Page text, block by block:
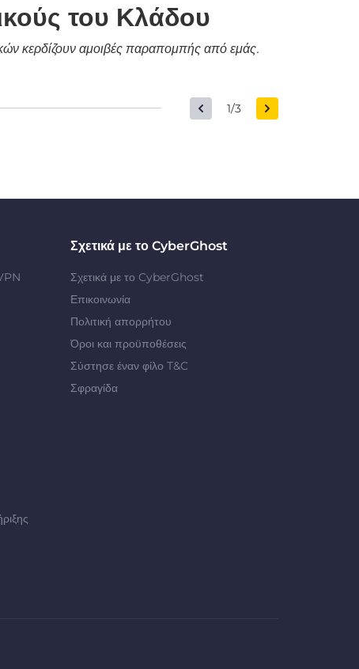
του Κλάδου
κερδίζουν αμοιβές παραπομπής από εμάς.
1/3
Σχετικά με το CyberGhost
Σχετικά με το CyberGhost
Επικοινωνία
Πολιτική απορρήτου
Όροι και προϋποθέσεις
Σύστησε έναν φίλο T&C
Σφραγίδα